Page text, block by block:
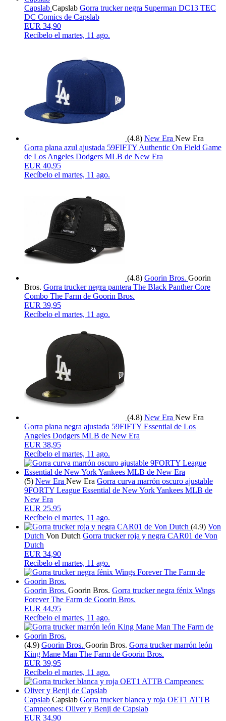
Capslab Capslab Gorra trucker negra Superman DC13 TEC
DC Comics de Capslab
EUR 34,90
Recíbelo el martes, 11 ago.
(4.8) New Era New Era
Gorra plana azul ajustada 59FIFTY Authentic On Field Game
de Los Angeles Dodgers MLB de New Era
EUR 40,95
Recíbelo el martes, 11 ago.
(4.8) Goorin Bros. Goorin
Bros. Gorra trucker negra pantera The Black Panther Core
Combo The Farm de Goorin Bros.
EUR 39,95
Recíbelo el martes, 11 ago.
(4.8) New Era New Era
Gorra plana negra ajustada 59FIFTY Essential de Los
Angeles Dodgers MLB de New Era
EUR 38,95
Recíbelo el martes, 11 ago.
(5) New Era New Era Gorra curva marrón oscuro ajustable
9FORTY League Essential de New York Yankees MLB de
New Era
EUR 25,95
Recíbelo el martes, 11 ago.
(4.9) Von
Dutch Von Dutch Gorra trucker roja y negra CAR01 de Von
Dutch
EUR 34,90
Recíbelo el martes, 11 ago.
Goorin Bros. Goorin Bros. Gorra trucker negra fénix Wings
Forever The Farm de Goorin Bros.
EUR 44,95
Recíbelo el martes, 11 ago.
(4.9) Goorin Bros. Goorin Bros. Gorra trucker marrón león
King Mane Man The Farm de Goorin Bros.
EUR 39,95
Recíbelo el martes, 11 ago.
Capslab Capslab Gorra trucker blanca y roja OET1 ATTB
Campeones: Oliver y Benji de Capslab
EUR 34,90